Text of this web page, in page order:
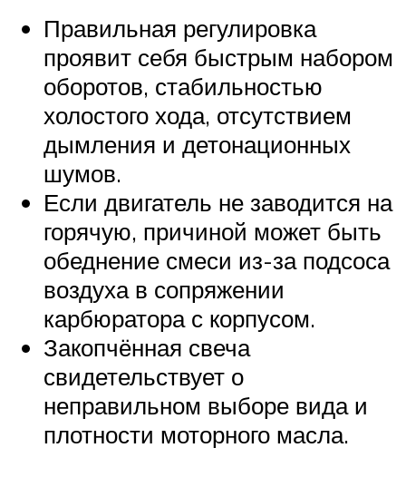
Правильная регулировка
проявит себя быстрым набором
оборотов, стабильностью
холостого хода, отсутствием
дымления и детонационных
шумов.
Если двигатель не заводится на
горячую, причиной может быть
обеднение смеси из-за подсоса
воздуха в сопряжении
карбюратора с корпусом.
Закопчённая свеча
свидетельствует о
неправильном выборе вида и
плотности моторного масла.